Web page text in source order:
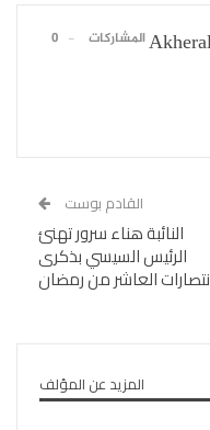
0
القادم بوست
النائبة هناء سرور تهنئ
الرئيس السيسي بذكرى
العاشر من رمضان
المزيد عن المؤلف